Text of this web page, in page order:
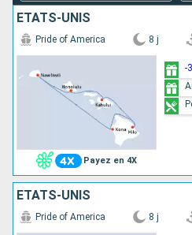
ÉTATS-UNIS
Payez en 4X
Pride of America 8 j
-
ÉTATS-UNIS
Pride of America 8 j